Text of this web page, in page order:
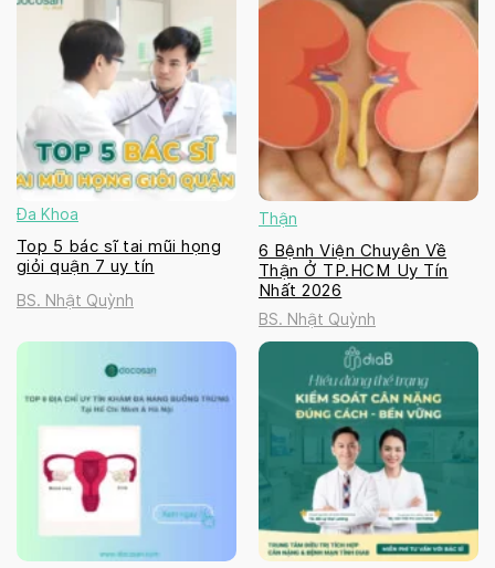
Đa Khoa
Top 5 bác sĩ tai mũi họng
giỏi quận 7 uy tín
BS. Nhật Quỳnh
Thận
6 Bệnh Viện Chuyên Về
Thận Ở TP.HCM Uy Tín
Nhất 2026
BS. Nhật Quỳnh